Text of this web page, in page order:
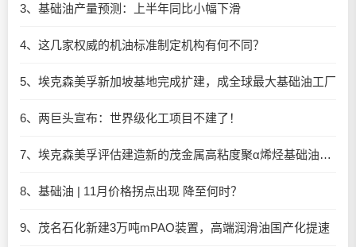
3、基础油产量预测：上半年同比小幅下滑
4、这几家权威的机油标准制定机构有何不同？
5、埃克森美孚新加坡基地完成扩建，成全球最大基础油工厂​
6、两巨头宣布：世界级化工项目不建了！
7、埃克森美孚评估建造新的茂金属高粘度聚α烯烃基础油（mHiVis PAO）装置
8、基础油 | 11月价格拐点出现 降至何时？
9、茂名石化新建3万吨mPAO装置，高端润滑油国产化提速